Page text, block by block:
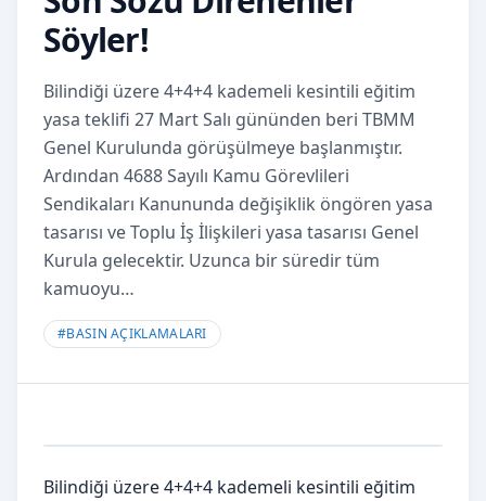
Söyler!
Bilindiği üzere 4+4+4 kademeli kesintili eğitim
yasa teklifi 27 Mart Salı gününden beri TBMM
Genel Kurulunda görüşülmeye başlanmıştır.
Ardından 4688 Sayılı Kamu Görevlileri
Sendikaları Kanununda değişiklik öngören yasa
tasarısı ve Toplu İş İlişkileri yasa tasarısı Genel
Kurula gelecektir. Uzunca bir süredir tüm
kamuoyu…
#BASIN AÇIKLAMALARI
Bilindiği üzere 4+4+4 kademeli kesintili eğitim